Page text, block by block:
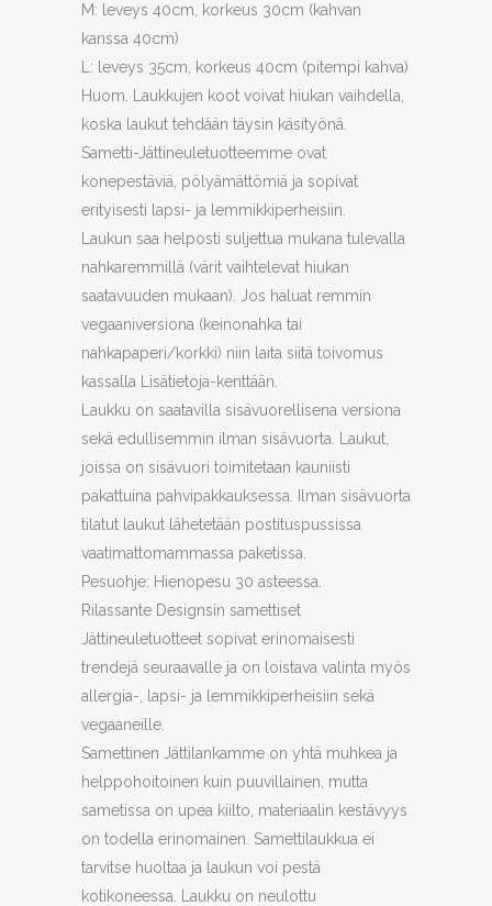
M: leveys 40cm, korkeus 30cm (kahvan
kanssa 40cm)
L: leveys 35cm, korkeus 40cm (pitempi kahva)
Huom. Laukkujen koot voivat hiukan vaihdella,
koska laukut tehdään täysin käsityönä.
Sametti-Jättineuletuotteemme ovat
konepestäviä, pölyämättömiä ja sopivat
erityisesti lapsi- ja lemmikkiperheisiin.
Laukun saa helposti suljettua mukana tulevalla
nahkaremmillä (värit vaihtelevat hiukan
saatavuuden mukaan). Jos haluat remmin
vegaaniversiona (keinonahka tai
nahkapaperi/korkki) niin laita siitä toivomus
kassalla Lisätietoja-kenttään.
Laukku on saatavilla sisävuorellisena versiona
sekä edullisemmin ilman sisävuorta. Laukut,
joissa on sisävuori toimitetaan kauniisti
pakattuina pahvipakkauksessa. Ilman sisävuorta
tilatut laukut lähetetään postituspussissa
vaatimattomammassa paketissa.
Pesuohje: Hienopesu 30 asteessa.
Rilassante Designsin samettiset
Jättineuletuotteet sopivat erinomaisesti
trendejä seuraavalle ja on loistava valinta myös
allergia-, lapsi- ja lemmikkiperheisiin sekä
vegaaneille.
Samettinen Jättilankamme on yhtä muhkea ja
helppohoitoinen kuin puuvillainen, mutta
sametissa on upea kiilto, materiaalin kestävyys
on todella erinomainen. Samettilaukkua ei
tarvitse huoltaa ja laukun voi pestä
kotikoneessa. Laukku on neulottu